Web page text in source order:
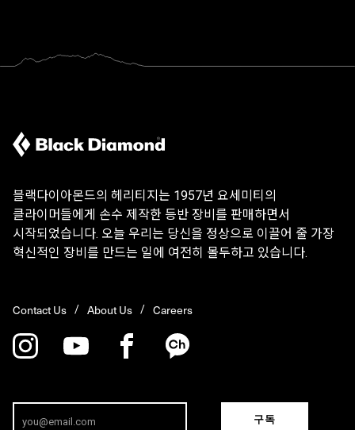
블랙다이아몬드의 헤리티지는 1957년 요세미티의
클라이머들에게 손수 제작한 등반 장비를 판매하면서
시작되었습니다. 오늘 우리는 당신을 정상으로 이끌어 줄 가장
혁신적인 장비를 만드는 일에 여전히 몰두하고 있습니다.
Contact Us About Us Careers
구독